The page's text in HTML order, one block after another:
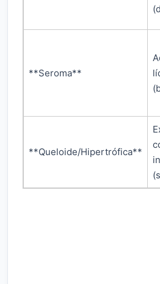
**Seroma**
**Queloide/Hipertrófica**